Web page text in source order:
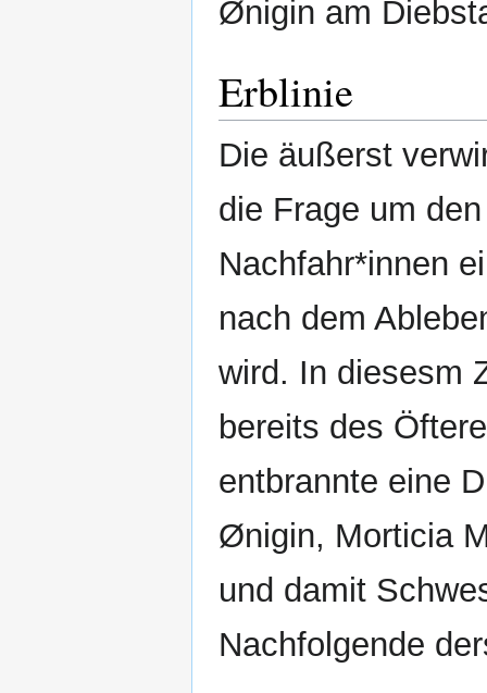
Ønigin am
Erblinie
Die äußerst
die Frage um
Nachfahr*innen
nach dem
wird. In diesesm
bereits des
entbrannte eine
Ønigin, Morticia
und damit
Nachfolgende